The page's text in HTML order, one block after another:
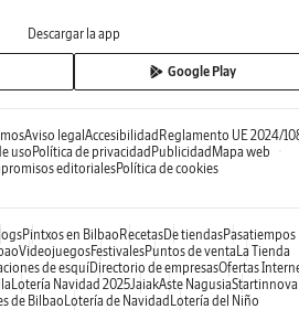
Descargar la app
Google Play
Aviso legal Accesibilidad Reglamento UE 2024/
usoPolítica de privacidad Publicidad Mapa web
editorialesPolítica de cookies
Pintxos en Bilbao RecetasDe tiendasPasatiempos
VideojuegosFestivalesPuntos de venta La Tienda
de esquíDirectorio de empresasOfertas
Lotería Navidad 2025JaiakAste NagusiaStartinnova
de Bilbao Lotería de Navidad Lotería del Niño